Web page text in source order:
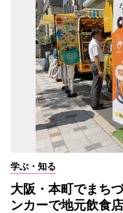
学ぶ・知る
大阪・本町でまち
ンカーで地元飲食